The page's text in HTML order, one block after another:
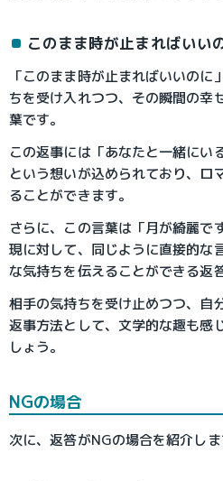
このまま時が止まればいい
「このまま時が止まればいいの
ちを受け入れつつ、その瞬間の幸
葉です。
この返事には「あなたと一緒にい
という想いが込められており、ロ
ることができます。
さらに、この言葉は「月が綺麗で
現に対して、同じように直接的な
な気持ちを伝えることができる返
相手の気持ちを受け止めつつ、自
返事方法として、文学的な趣も感
しょう。
NGの場合
次に、返答がNGの場合を紹介しま